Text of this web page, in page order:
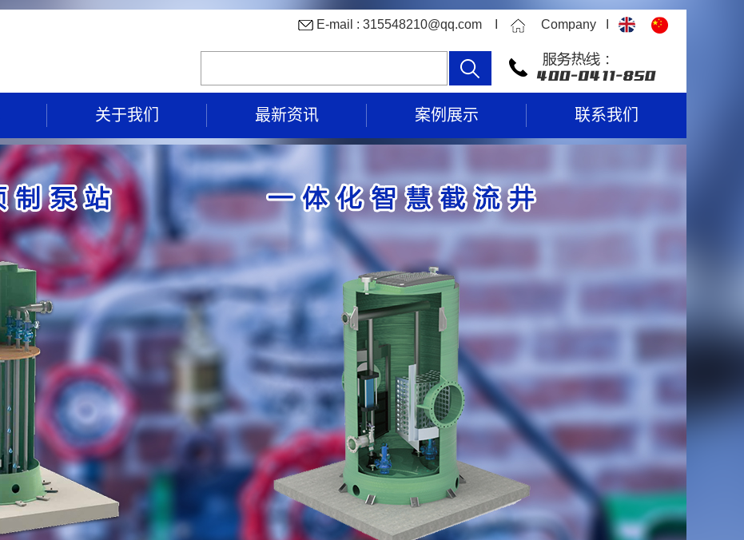
E-mail : 315548210@qq.com I Company I
关于我们 最新资讯 案例展示 联系我们